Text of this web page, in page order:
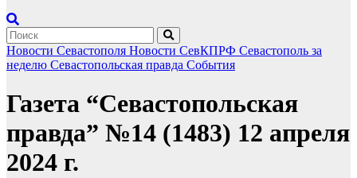
Новости Севастополя Новости СевКПРФ Севастополь за
неделю Севастопольская правда События
Газета “Севастопольская
правда” №14 (1483) 12 апреля
2024 г.